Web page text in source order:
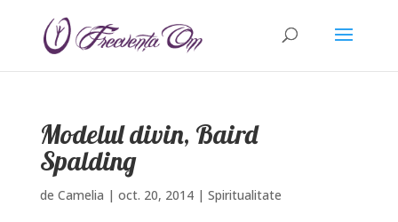
Modelul divin, Baird
Spalding
de Camelia | oct. 20, 2014| Spiritualitate